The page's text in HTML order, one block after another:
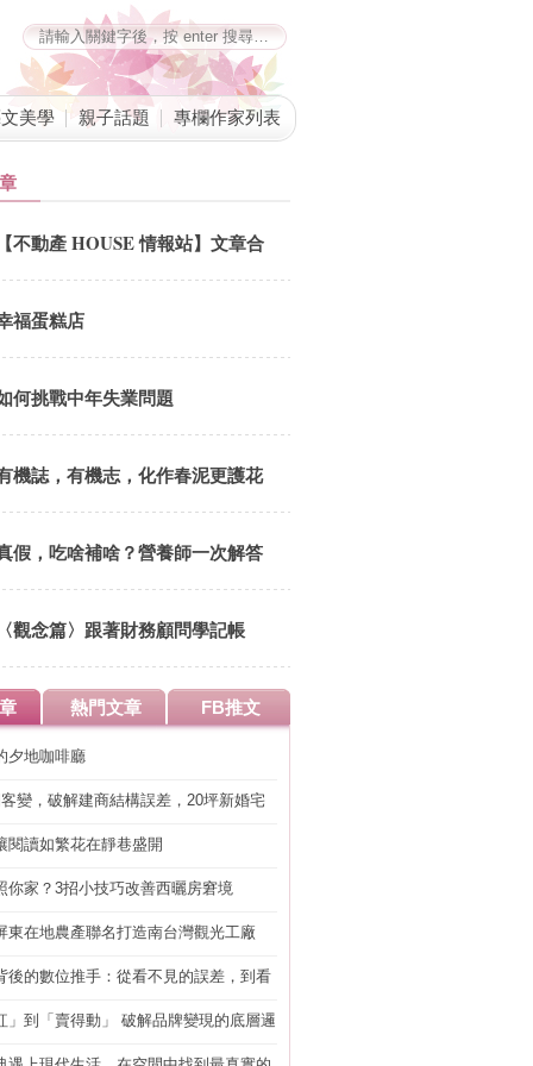
美學 親子話題 專欄作家列表
【不動產 HOUSE 情報站】文章合
公告
福蛋糕店
何挑戰中年失業問題
機誌，有機志，化作春泥更護花
鳳招 總編追思會5.18(六) 12:00-
假，吃啥補啥？營養師一次解答
〈觀念篇〉跟著財務顧問學記帳
熱門文章 FB推文
夕地咖啡廳
變，破解建商結構誤差，20坪新婚宅
閱讀如繁花在靜巷盛開
你家？3招小技巧改善西曬房窘境
東在地農產聯名打造南台灣觀光工廠
後的數位推手：從看不見的誤差，到看
」到「賣得動」 破解品牌變現的底層邏